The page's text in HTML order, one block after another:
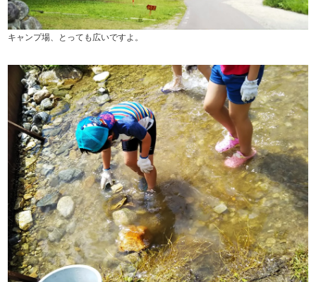
キャンプ場、とっても広いですよ。